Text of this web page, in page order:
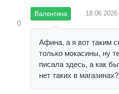
0
Валентина 18.06.2026
Афина, а я вот таким
только мокасины, ну
писала здесь, а как
нет таких в магазинах?